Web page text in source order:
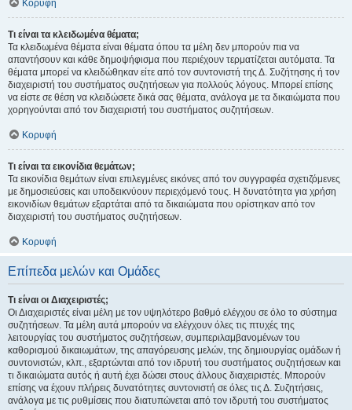
Κορυφή
Τι είναι τα κλειδωμένα θέματα;
Τα κλειδωμένα θέματα είναι θέματα όπου τα μέλη δεν μπορούν πια να
απαντήσουν και κάθε δημοψήφισμα που περιέχουν τερματίζεται αυτόματα. Τα
θέματα μπορεί να κλειδώθηκαν είτε από τον συντονιστή της Δ. Συζήτησης ή τον
διαχειριστή του συστήματος συζητήσεων για πολλούς λόγους. Μπορεί επίσης
να είστε σε θέση να κλειδώσετε δικά σας θέματα, ανάλογα με τα δικαιώματα που
χορηγούνται από τον διαχειριστή του συστήματος συζητήσεων.
Κορυφή
Τι είναι τα εικονίδια θεμάτων;
Τα εικονίδια θεμάτων είναι επιλεγμένες εικόνες από τον συγγραφέα σχετιζόμενες
με δημοσιεύσεις και υποδεικνύουν περιεχόμενό τους. Η δυνατότητα για χρήση
εικονιδίων θεμάτων εξαρτάται από τα δικαιώματα που ορίστηκαν από τον
διαχειριστή του συστήματος συζητήσεων.
Κορυφή
Επίπεδα μελών και Ομάδες
Τι είναι οι Διαχειριστές;
Οι Διαχειριστές είναι μέλη με τον υψηλότερο βαθμό ελέγχου σε όλο το σύστημα
συζητήσεων. Τα μέλη αυτά μπορούν να ελέγχουν όλες τις πτυχές της
λειτουργίας του συστήματος συζητήσεων, συμπεριλαμβανομένων του
καθορισμού δικαιωμάτων, της απαγόρευσης μελών, της δημιουργίας ομάδων ή
συντονιστών, κλπ., εξαρτώνται από τον ιδρυτή του συστήματος συζητήσεων και
τι δικαιώματα αυτός ή αυτή έχει δώσει στους άλλους διαχειριστές. Μπορούν
επίσης να έχουν πλήρεις δυνατότητες συντονιστή σε όλες τις Δ. Συζητήσεις,
ανάλογα με τις ρυθμίσεις που διατυπώνεται από τον ιδρυτή του συστήματος